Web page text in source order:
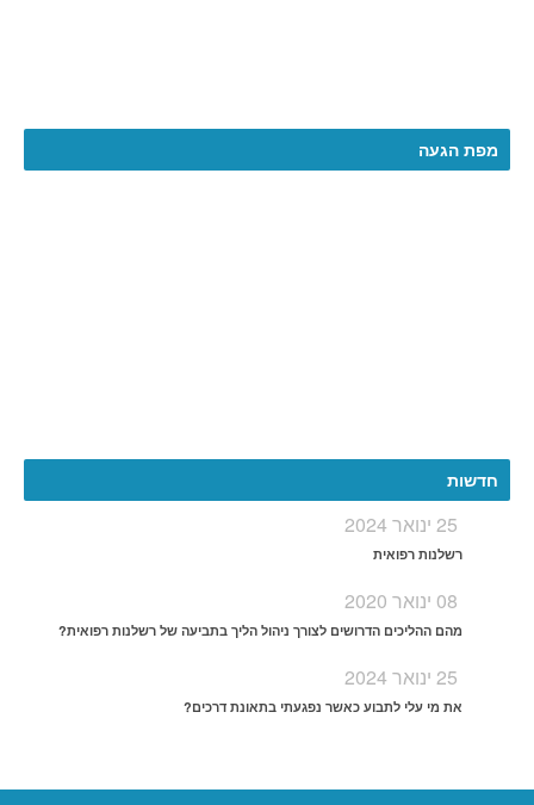
מפת הגעה
חדשות
25 ינואר 2024
רשלנות רפואית
08 ינואר 2020
מהם ההליכים הדרושים לצורך ניהול הליך בתביעה של רשלנות רפואית?
25 ינואר 2024
את מי עלי לתבוע כאשר נפגעתי בתאונת דרכים?